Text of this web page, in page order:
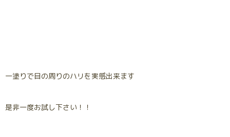
一塗りで目の周りのハリを実感出来ます
是非一度お試し下さい！！